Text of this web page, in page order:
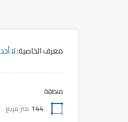
معرف الخاصية:لا أحد
منطقة
144 متر مربع